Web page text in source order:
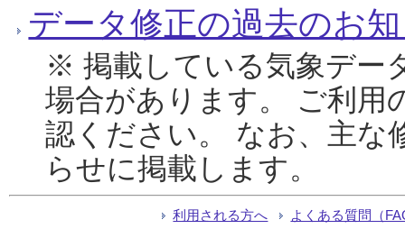
データ修正の過去のお
※ 掲載している気象デー
場合があります。 ご利用
認ください。 なお、主な
らせに掲載します。
利用される方へ よくある質問（